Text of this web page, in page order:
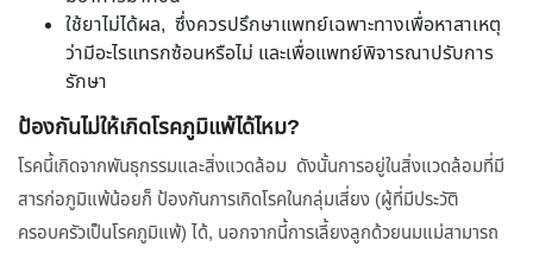
ใช้ยาไม่ได้ผล, ซึ่งควรปรึกษาแพทย์เฉพาะทางเพื่อหาสาเหตุ
ว่ามีอะไรแทรกซ้อนหรือไม่ และเพื่อแพทย์พิจารณาปรับการ
รักษา
ป้องกันไม่ให้เกิดโรคภูมิแพ้ได้ไหม?
โรคนี้เกิดจากพันธุกรรมและสิ่งแวดล้อม ดังนั้นการอยู่ในสิ่งแวดล้อมที่มี
สารก่อภูมิแพ้น้อยก็ ป้องกันการเกิดโรคในกลุ่มเสี่ยง (ผู้ที่มีประวัติ
ครอบครัวเป็นโรคภูมิแพ้) ได้, นอกจากนี้การเลี้ยงลูกด้วยนมแม่สามารถ